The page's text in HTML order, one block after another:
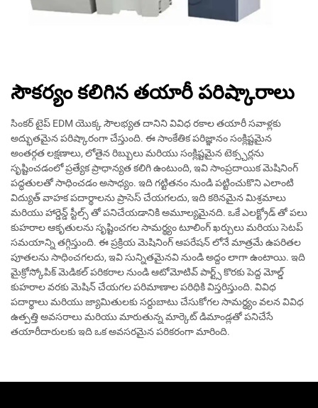
సౌకర్యం కలిగిన తయారీ పరిష్కారాలు
సింకర్ టైప్ EDM యొక్క సౌలభ్యత దానిని వివిధ రకాల తయారీ సవాళ్లకు
అద్భుతమైన పరిష్కారంగా చేస్తుంది. ఈ సాంకేతిక పరిజ్ఞానం సంక్లిష్టమైన
అంతర్గత లక్షణాలు, లోతైన రిబ్బులు మరియు సంక్లిష్టమైన టెక్స్చర్లను
సృష్టించడంలో ప్రత్యేక ప్రాధాన్యత కలిగి ఉంటుంది, ఇవి సాంప్రదాయిక మెషినింగ్
పద్ధతులతో సాధించడం అసాధ్యం. ఇది గట్టితనం నుండి పట్టించుకొని ఎలాంటి
విద్యుత్ వాహక పదార్థాలను ప్రాసెస్ చేయగలదు, ఇది కఠినమైన మిశ్రమాలు
మరియు హార్డెన్డ్ స్టీల్స్ తో పనిచేయడానికి అమూల్యమైనది. ఒకే ఎలక్ట్రోడ్ తో పలు
కుహరాల ఆకృతులను సృష్టించగల సామర్థ్యం టూలింగ్ ఖర్చులు మరియు సెటప్
సమయాన్ని తగ్గిస్తుంది. ఈ ప్రక్రియ మెషినింగ్ ఆపరేషన్ లోనే మాత్రమే ఉపరితల
పూతలను సాధించగలదు, ఇవి సున్నితమైనవి నుండి అద్దం లాగా ఉంటాయి. ఇది
మైక్రోస్కోపిక్ మెడికల్ పరికరాల నుండి ఆటోమోటివ్ పార్ట్స్ కొరకు పెద్ద మోల్డ్
కుహరాల వరకు మెషిన్ చేయగల పరిమాణాల పరిధికి విస్తరిస్తుంది. వివిధ
పదార్థాలు మరియు జ్యామితులకు సర్దుబాటు చేసుకోగల సామర్థ్యం వలన వివిధ
ఉత్పత్తి అవసరాలు మరియు మారుతున్న మార్కెట్ డిమాండ్లతో పనిచేసే
తయారీదారులకు ఇది ఒక అవసరమైన పరికరంగా మారింది.